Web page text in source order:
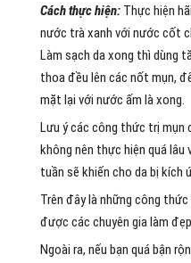
Cách thực hiện:Thực hiện
nước trà xanh với nước cốt
Làm sạch da xong thì dùng
thoa đều lên các nốt mụn,
mặt lại với nước ấm là xong.
Lưu ý các công thức trị mụn
không nên thực hiện quá lâu
tuần sẽ khiến cho da bị kích
Trên đây là những công
được các chuyên gia làm
Ngoài ra, nếu bạn quá bận